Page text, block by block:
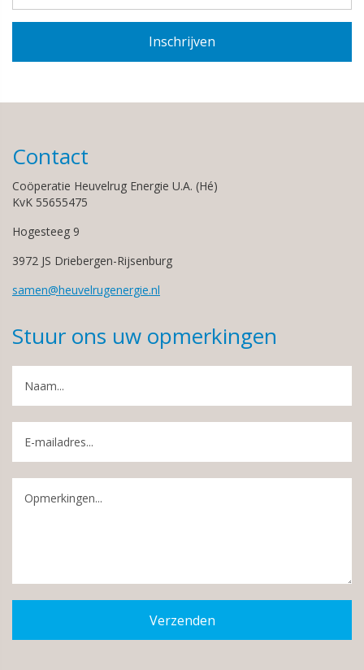
Contact
Coöperatie Heuvelrug Energie U.A. (Hé)
KvK 55655475
Hogesteeg 9
3972 JS Driebergen-Rijsenburg
samen@heuvelrugenergie.nl
Stuur ons uw opmerkingen
Verzenden